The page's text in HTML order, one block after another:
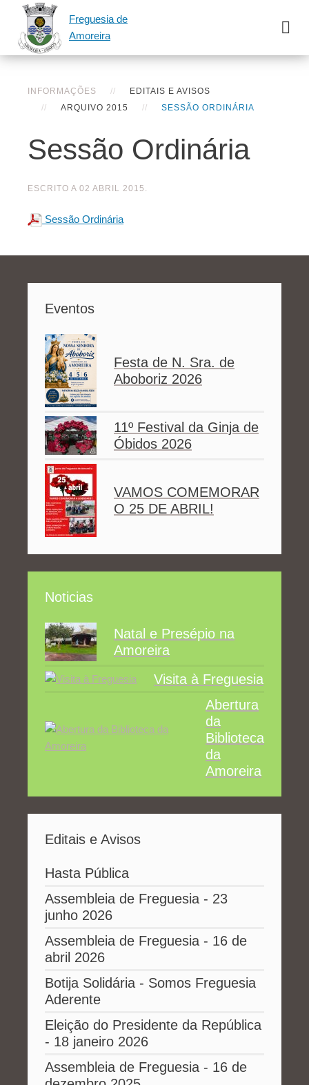
Freguesia de
Amoreira
INFORMAÇÕES
EDITAIS E AVISOS
ARQUIVO 2015
SESSÃO ORDINÁRIA
Sessão Ordinária
ESCRITO A 02 ABRIL 2015 .
Sessão Ordinária
Eventos
Festa de N. Sra. de
Aboboriz 2026
11º Festival da Ginja de
Óbidos 2026
VAMOS COMEMORAR
O 25 DE ABRIL!
Noticias
Natal e Presépio na
Amoreira
Visita à Freguesia
Abertura
da
Biblioteca
da
Amoreira
Editais e Avisos
Hasta Pública
Assembleia de Freguesia - 23
junho 2026
Assembleia de Freguesia - 16 de
abril 2026
Botija Solidária - Somos Freguesia
Aderente
Eleição do Presidente da República
- 18 janeiro 2026
Assembleia de Freguesia - 16 de